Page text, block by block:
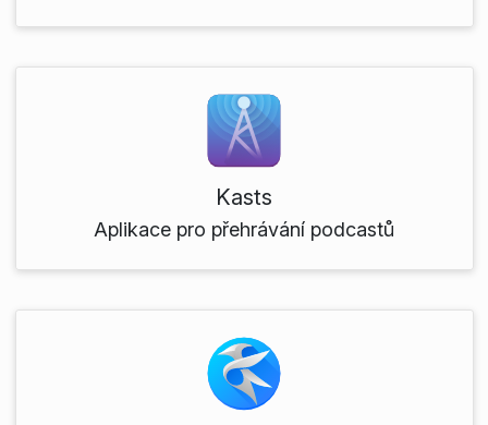
Kasts
Aplikace pro přehrávání podcastů